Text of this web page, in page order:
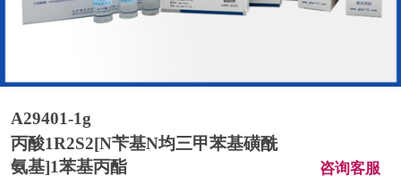
A29401-1g
丙酸1R2S2[N苄基N均三甲苯基磺酰
氨基]1苯基丙酯
咨询客服
新闻资讯
知识交流
公司主页